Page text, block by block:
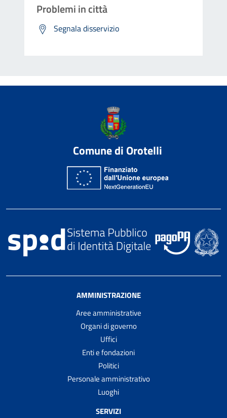
Problemi in città
Segnala disservizio
Comune di Orotelli
AMMINISTRAZIONE
Aree amministrative
Organi di governo
Uffici
Enti e fondazioni
Politici
Personale amministrativo
Luoghi
SERVIZI